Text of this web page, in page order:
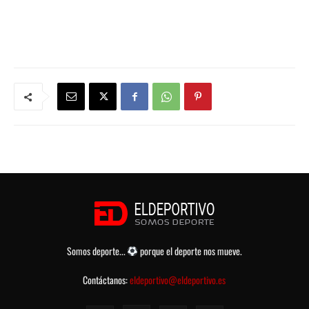
Somos deporte...
porque el deporte nos mueve.
Contáctanos:eldeportivo@eldeportivo.es